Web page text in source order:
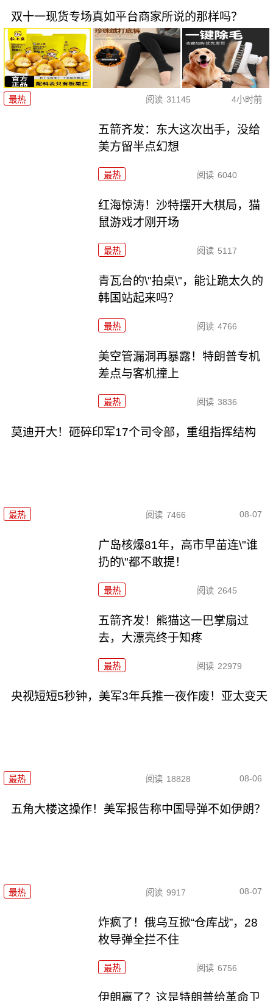
双十一现货专场真如平台商家所说的那样吗？
最热 阅读 31145 4小时前
五箭齐发：东大这次出手，没给
美方留半点幻想
最热 阅读 6040
红海惊涛！沙特摆开大棋局，猫
鼠游戏才刚开场
最热 阅读 5117
青瓦台的\"拍桌\"，能让跪太久的
韩国站起来吗？
最热 阅读 4766
美空管漏洞再暴露！特朗普专机
差点与客机撞上
最热 阅读 3836
莫迪开大！砸碎印军17个司令部，重组指挥结构
最热 阅读 7466 08-07
广岛核爆81年，高市早苗连\"谁
扔的\"都不敢提！
最热 阅读 2645
五箭齐发！熊猫这一巴掌扇过
去，大漂亮终于知疼
最热 阅读 22979
央视短短5秒钟，美军3年兵推一夜作废！亚太变天
最热 阅读 18828 08-06
五角大楼这操作！美军报告称中国导弹不如伊朗？
最热 阅读 9917 08-07
炸疯了！俄乌互掀“仓库战”，28
枚导弹全拦不住
最热 阅读 6756
伊朗赢了？这是特朗普给革命卫